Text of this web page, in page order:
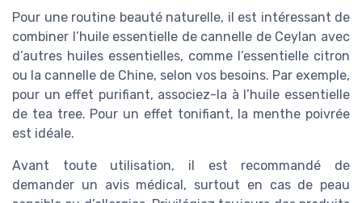
Pour une routine beauté naturelle, il est intéressant de
combiner l’huile essentielle de cannelle de Ceylan avec
d’autres huiles essentielles, comme l’essentielle citron
ou la cannelle de Chine, selon vos besoins. Par exemple,
pour un effet purifiant, associez-la à l’huile essentielle
de tea tree. Pour un effet tonifiant, la menthe poivrée
est idéale.
Avant toute utilisation, il est recommandé de
demander un avis médical, surtout en cas de peau